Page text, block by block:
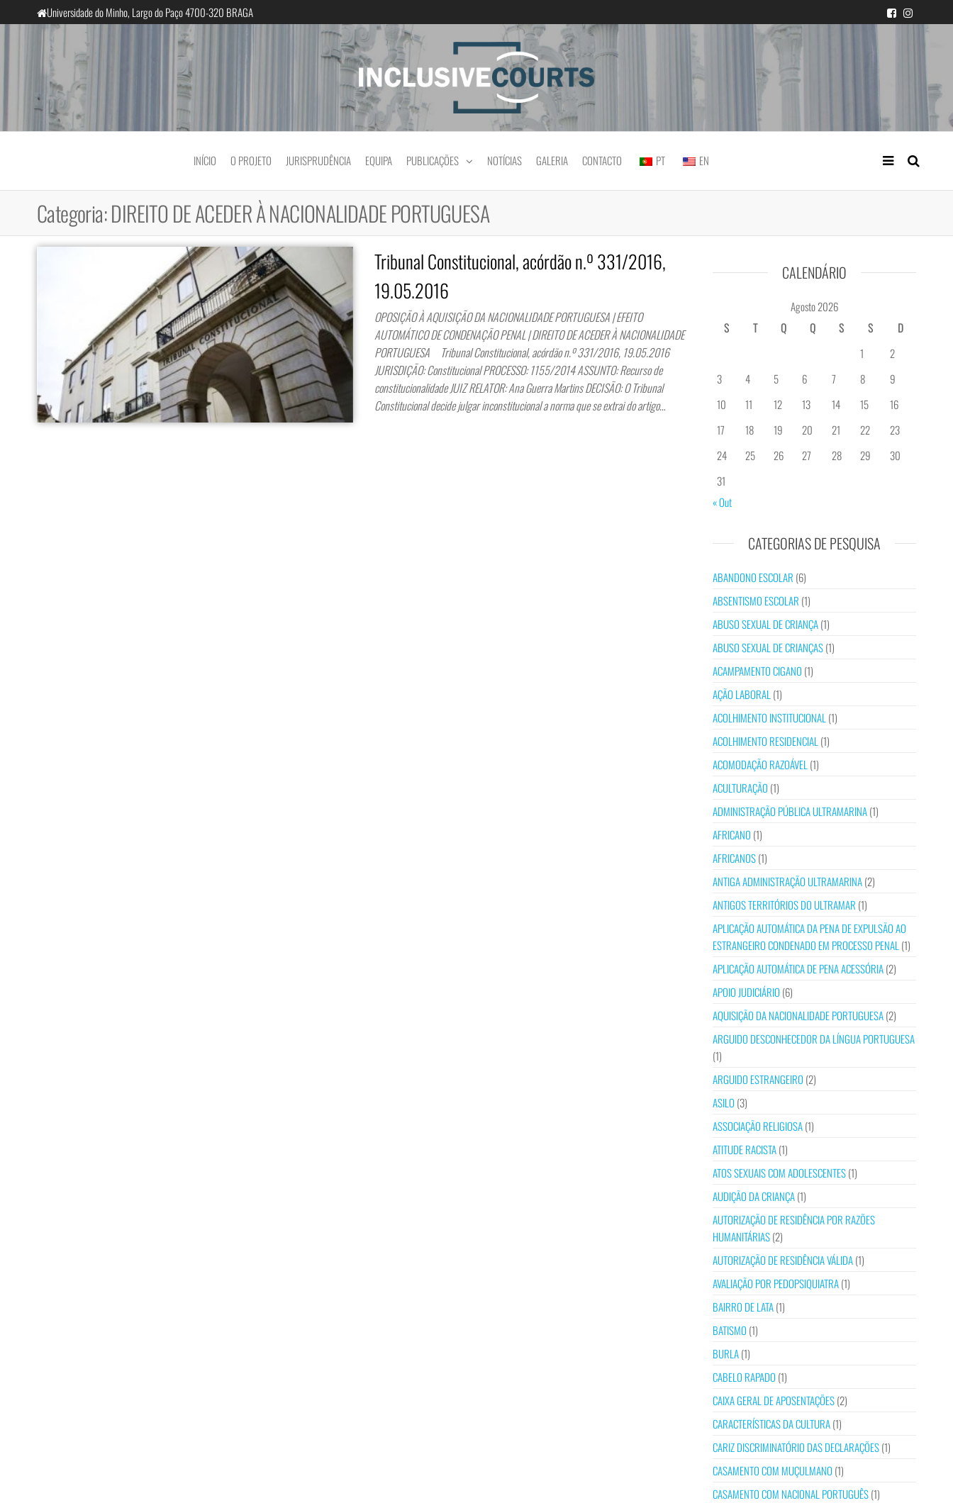
para
Universidade do Minho, Largo do Paço 4700-320 BRAGA
InclusiveCourts Igualdade e diferença cultural na prática judicial portuguesa
INÍCIO O PROJETO JURISPRUDÊNCIA EQUIPA PUBLICAÇÕES NOTÍCIAS GALERIA CONTACTO PT EN
Categoria:DIREITO DE ACEDER À NACIONALIDADE PORTUGUESA
Tribunal Constitucional, acórdão n.º 331/2016,
19.05.2016
OPOSIÇÃO À AQUISIÇÃO DA NACIONALIDADE PORTUGUESA | EFEITO
AUTOMÁTICO DE CONDENAÇÃO PENAL | DIREITO DE ACEDER À NACIONALIDADE
PORTUGUESA Tribunal Constitucional, acórdão n.º 331/2016, 19.05.2016
JURISDIÇÃO: Constitucional PROCESSO: 1155/2014 ASSUNTO: Recurso de
constitucionalidade JUIZ RELATOR: Ana Guerra Martins DECISÃO: O Tribunal
Constitucional decide julgar inconstitucional a norma que se extrai do artigo…
CALENDÁRIO
Agosto 2026
S
T Q Q S S
D
1
2
3
4 5 6 7 8
9
10
11 12 13 14 15
16
17
18 19 20 21 22
23
24
25 26 27 28 29
30
31
« Out
CATEGORIAS DE PESQUISA
ABANDONO ESCOLAR (6)
ABSENTISMO ESCOLAR (1)
ABUSO SEXUAL DE CRIANÇA(1)
ABUSO SEXUAL DE CRIANÇAS(1)
ACAMPAMENTO CIGANO (1)
AÇÃO LABORAL (1)
ACOLHIMENTO INSTITUCIONAL (1)
ACOLHIMENTO RESIDENCIAL (1)
ACOMODAÇÃO RAZOÁVEL (1)
ACULTURAÇÃO (1)
ADMINISTRAÇÃO PÚBLICA ULTRAMARINA(1)
AFRICANO (1)
AFRICANOS(1)
ANTIGA ADMINISTRAÇÃO ULTRAMARINA(2)
ANTIGOS TERRITÓRIOS DO ULTRAMAR (1)
APLICAÇÃO AUTOMÁTICA DA PENA DE EXPULSÃO AO
ESTRANGEIRO CONDENADO EM PROCESSO PENAL (1)
APLICAÇÃO AUTOMÁTICA DE PENA ACESSÓRIA(2)
APOIO JUDICIÁRIO (6)
AQUISIÇÃO DA NACIONALIDADE PORTUGUESA(2)
ARGUIDO DESCONHECEDOR DA LÍNGUA PORTUGUESA
(1)
ARGUIDO ESTRANGEIRO (2)
ASILO (3)
ASSOCIAÇÃO RELIGIOSA(1)
ATITUDE RACISTA(1)
ATOS SEXUAIS COM ADOLESCENTES(1)
AUDIÇÃO DA CRIANÇA(1)
AUTORIZAÇÃO DE RESIDÊNCIA POR RAZÕES
HUMANITÁRIAS(2)
AUTORIZAÇÃO DE RESIDÊNCIA VÁLIDA(1)
AVALIAÇÃO POR PEDOPSIQUIATRA(1)
BAIRRO DE LATA(1)
BATISMO (1)
BURLA(1)
CABELO RAPADO (1)
CAIXA GERAL DE APOSENTAÇÕES(2)
CARACTERÍSTICAS DA CULTURA(1)
CARIZ DISCRIMINATÓRIO DAS DECLARAÇÕES(1)
CASAMENTO COM MUÇULMANO (1)
CASAMENTO COM NACIONAL PORTUGUÊS(1)